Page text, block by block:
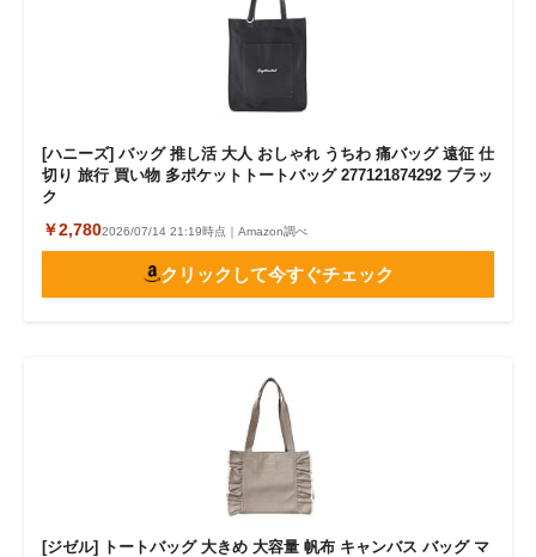
[ハニーズ] バッグ 推し活 大人 おしゃれ うちわ 痛バッグ 遠征 仕
切り 旅行 買い物 多ポケットトートバッグ 277121874292 ブラッ
ク
￥2,7802026/07/14 21:19時点｜Amazon調べ
クリックして今すぐチェック
[ジゼル] トートバッグ 大きめ 大容量 帆布 キャンバス バッグ マ